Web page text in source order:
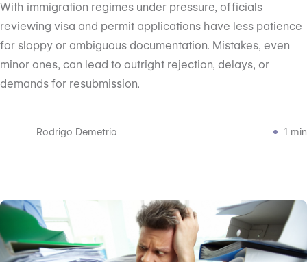
With immigration regimes under pressure, officials
reviewing visa and permit applications have less patience
for sloppy or ambiguous documentation. Mistakes, even
minor ones, can lead to outright rejection, delays, or
demands for resubmission.
Rodrigo Demetrio 1 min